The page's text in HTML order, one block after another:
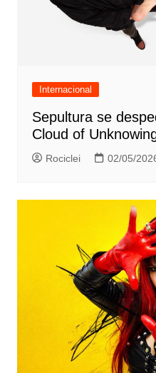
Internacional
Sepultura se
Cloud of
Rociclei 02/05/